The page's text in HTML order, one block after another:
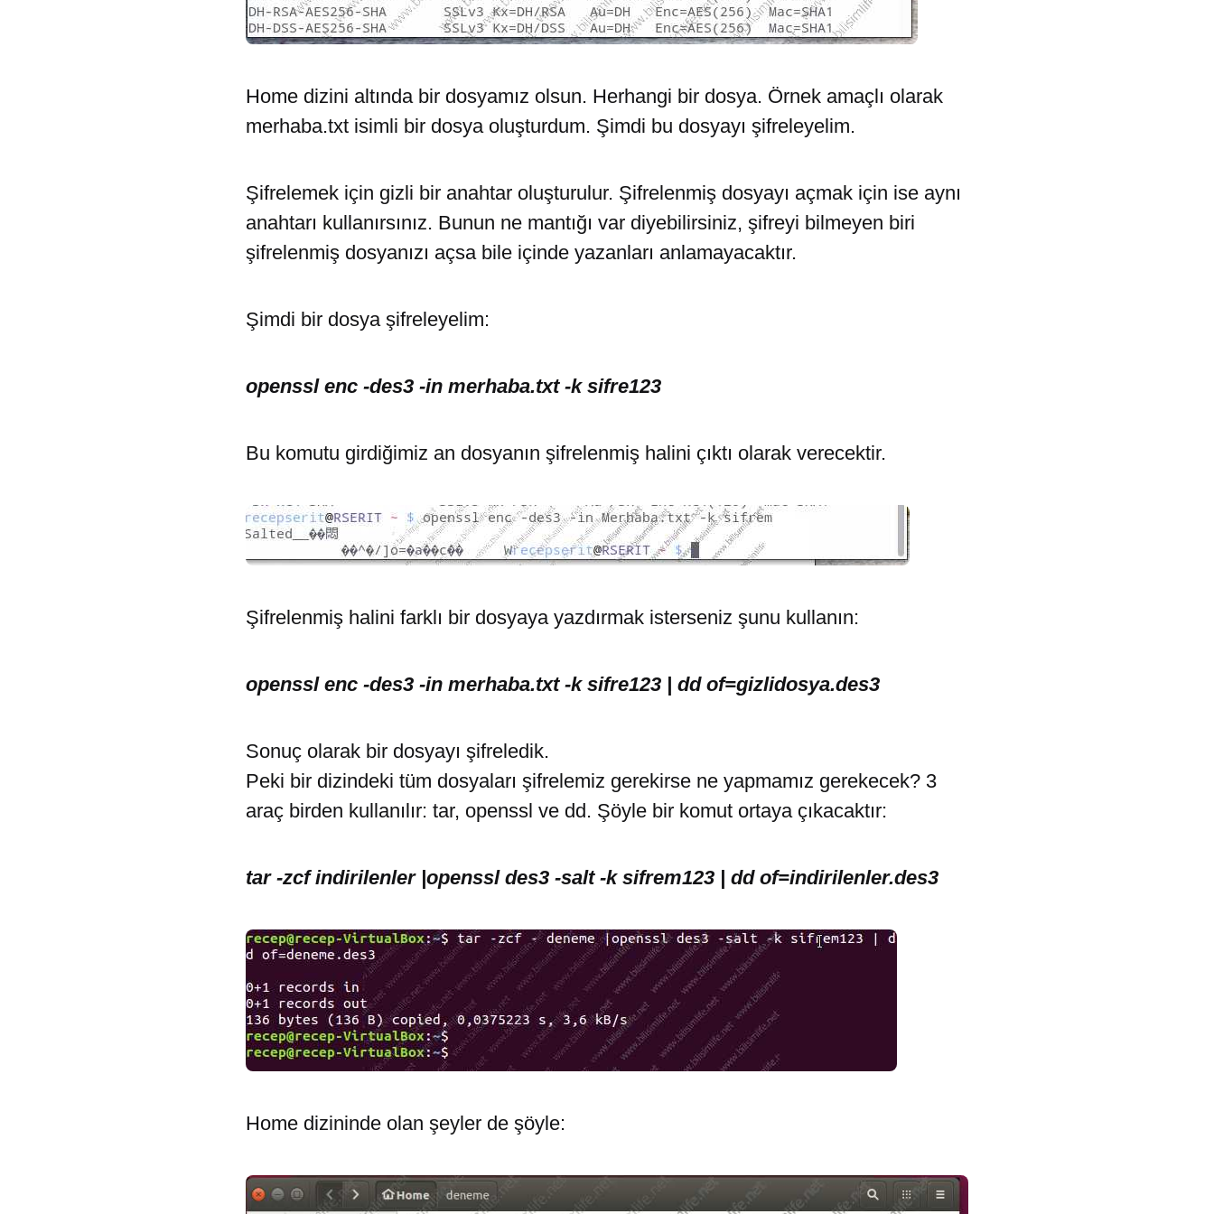
Home dizini altında bir dosyamız olsun. Herhangi bir dosya. Örnek amaçlı olarak
merhaba.txt isimli bir dosya oluşturdum. Şimdi bu dosyayı şifreleyelim.
Şifrelemek için gizli bir anahtar oluşturulur. Şifrelenmiş dosyayı açmak için ise aynı
anahtarı kullanırsınız. Bunun ne mantığı var diyebilirsiniz, şifreyi bilmeyen biri
şifrelenmiş dosyanızı açsa bile içinde yazanları anlamayacaktır.
Şimdi bir dosya şifreleyelim:
openssl enc -des3 -in merhaba.txt -k sifre123
Bu komutu girdiğimiz an dosyanın şifrelenmiş halini çıktı olarak verecektir.
Şifrelenmiş halini farklı bir dosyaya yazdırmak isterseniz şunu kullanın:
openssl enc -des3 -in merhaba.txt -k sifre123 | dd of=gizlidosya.des3
Sonuç olarak bir dosyayı şifreledik.
Peki bir dizindeki tüm dosyaları şifrelemiz gerekirse ne yapmamız gerekecek? 3
araç birden kullanılır: tar, openssl ve dd. Şöyle bir komut ortaya çıkacaktır:
tar -zcf indirilenler |openssl des3 -salt -k sifrem123 | dd of=indirilenler.des3
Home dizininde olan şeyler de şöyle: